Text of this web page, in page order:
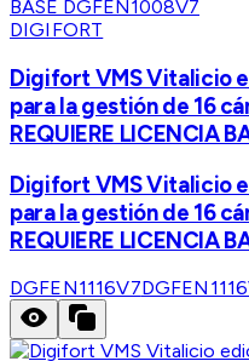
DIGIFORT
Digifort VMS Vitalicio
para la gestión de 16
REQUIERE LICENCIA
Digifort VMS Vitalicio
para la gestión de 16
REQUIERE LICENCIA
DGFEN1116V7